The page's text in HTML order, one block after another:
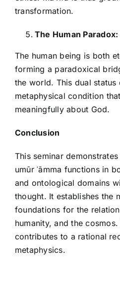
transformation.
The Human
The human being is both
forming a paradoxical
the world. This dual status
metaphysical condition
meaningfully about God.
Conclusion
This seminar
umūr ʿāmma functions in
and ontological domains
thought. It establishes the
foundations for the
humanity, and the
contributes to a rational
metaphysics.